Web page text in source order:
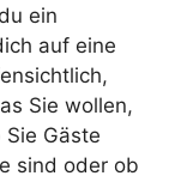
ein
auf eine
Sie wollen,
Gäste
sind oder ob